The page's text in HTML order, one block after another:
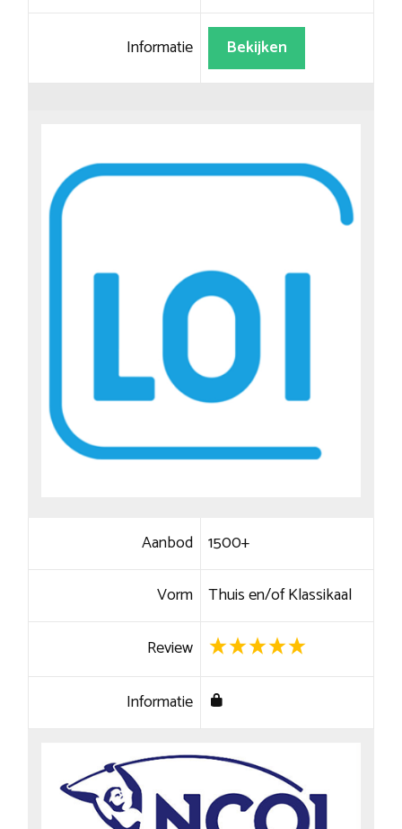
Informatie Bekijken
Aanbod 1500+
Vorm Thuis en/of Klassikaal
Review
Informatie